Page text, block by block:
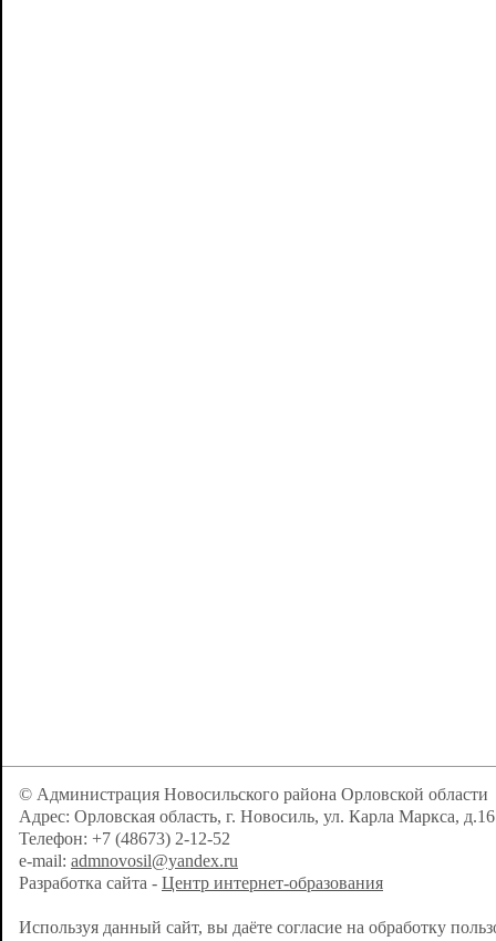
© Администрация Новосильского района Орловской области
Адрес: Орловская область, г. Новосиль, ул. Карла Маркса, д.16
Телефон: +7 (48673) 2-12-52
e-mail: admnovosil@yandex.ru
Разработка сайта - Центр интернет-образования
Используя данный сайт, вы даёте согласие на обработку